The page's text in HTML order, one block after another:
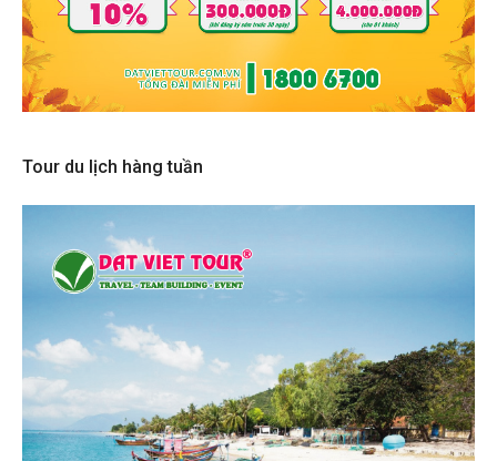
Tour du lịch hàng tuần